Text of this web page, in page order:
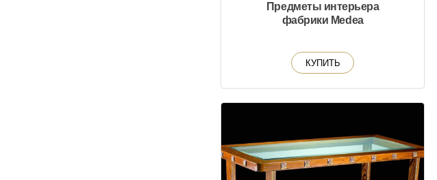
Предметы интерьера
фабрики Medea
КУПИТЬ